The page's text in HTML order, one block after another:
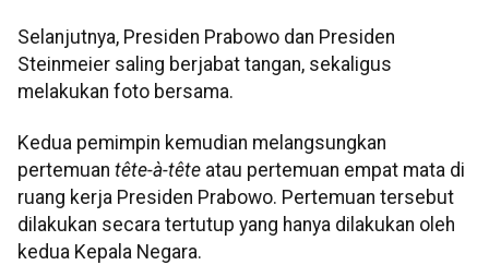
Selanjutnya, Presiden Prabowo dan Presiden
Steinmeier saling berjabat tangan, sekaligus
melakukan foto bersama.
Kedua pemimpin kemudian melangsungkan
pertemuan tête-à-tête atau pertemuan empat mata di
ruang kerja Presiden Prabowo. Pertemuan tersebut
dilakukan secara tertutup yang hanya dilakukan oleh
kedua Kepala Negara.